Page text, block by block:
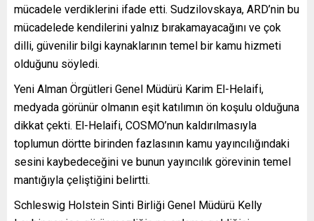
mücadele verdiklerini ifade etti. Sudzilovskaya, ARD’nin bu
mücadelede kendilerini yalnız bırakamayacağını ve çok
dilli, güvenilir bilgi kaynaklarının temel bir kamu hizmeti
olduğunu söyledi.
Yeni Alman Örgütleri Genel Müdürü Karim El-Helaifi,
medyada görünür olmanın eşit katılımın ön koşulu olduğuna
dikkat çekti. El-Helaifi, COSMO’nun kaldırılmasıyla
toplumun dörtte birinden fazlasının kamu yayıncılığındaki
sesini kaybedeceğini ve bunun yayıncılık görevinin temel
mantığıyla çeliştiğini belirtti.
Schleswig Holstein Sinti Birliği Genel Müdürü Kelly